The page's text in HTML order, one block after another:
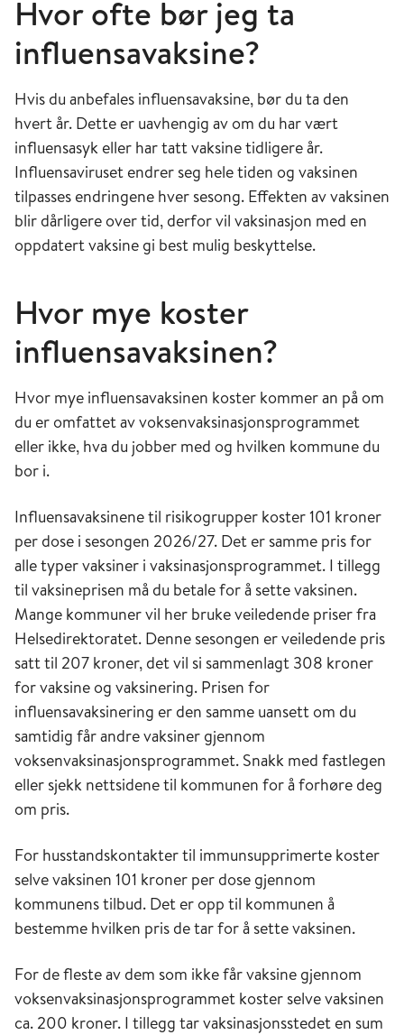
Hvor ofte bør jeg ta
influensavaksine?
Hvis du anbefales influensavaksine, bør du ta den
hvert år. Dette er uavhengig av om du har vært
influensasyk eller har tatt vaksine tidligere år.
Influensaviruset endrer seg hele tiden og vaksinen
tilpasses endringene hver sesong. Effekten av vaksinen
blir dårligere over tid, derfor vil vaksinasjon med en
oppdatert vaksine gi best mulig beskyttelse.
Hvor mye koster
influensavaksinen?
Hvor mye influensavaksinen koster kommer an på om
du er omfattet av voksenvaksinasjonsprogrammet
eller ikke, hva du jobber med og hvilken kommune du
bor i.
Influensavaksinene til risikogrupper koster 101 kroner
per dose i sesongen 2026/27. Det er samme pris for
alle typer vaksiner i vaksinasjonsprogrammet. I tillegg
til vaksineprisen må du betale for å sette vaksinen.
Mange kommuner vil her bruke veiledende priser fra
Helsedirektoratet. Denne sesongen er veiledende pris
satt til 207 kroner, det vil si sammenlagt 308 kroner
for vaksine og vaksinering. Prisen for
influensavaksinering er den samme uansett om du
samtidig får andre vaksiner gjennom
voksenvaksinasjonsprogrammet. Snakk med fastlegen
eller sjekk nettsidene til kommunen for å forhøre deg
om pris.
For husstandskontakter til immunsupprimerte koster
selve vaksinen 101 kroner per dose gjennom
kommunens tilbud. Det er opp til kommunen å
bestemme hvilken pris de tar for å sette vaksinen.
For de fleste av dem som ikke får vaksine gjennom
voksenvaksinasjonsprogrammet koster selve vaksinen
ca. 200 kroner. I tillegg tar vaksinasjonsstedet en sum